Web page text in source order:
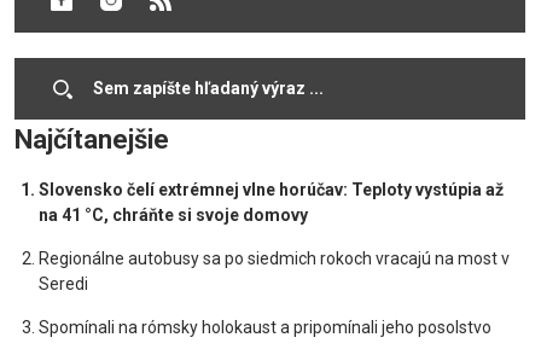
Cookies
Najčítanejšie
Slovensko čelí extrémnej vlne horúčav: Teploty vystúpia až
na 41 °C, chráňte si svoje domovy
Regionálne autobusy sa po siedmich rokoch vracajú na most v
Seredi
Spomínali na rómsky holokaust a pripomínali jeho posolstvo